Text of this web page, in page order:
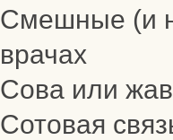
Смешные (и
врачах
Сова или
Сотовая